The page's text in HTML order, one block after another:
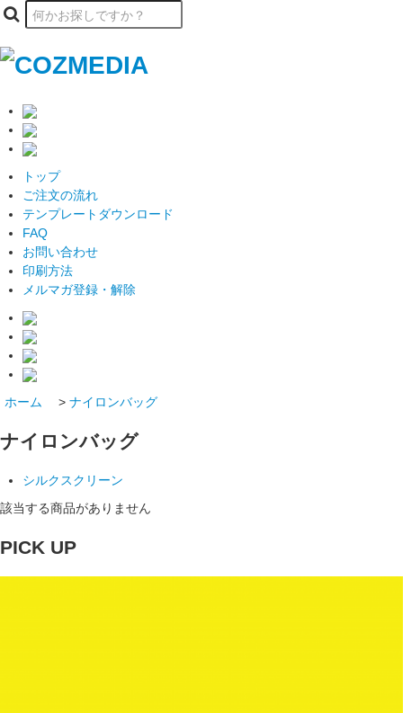
トップ
ご注文の流れ
テンプレートダウンロード
FAQ
お問い合わせ
印刷方法
メルマガ登録・解除
ホーム > ナイロンバッグ
ナイロンバッグ
シルクスクリーン
該当する商品がありません
PICK UP